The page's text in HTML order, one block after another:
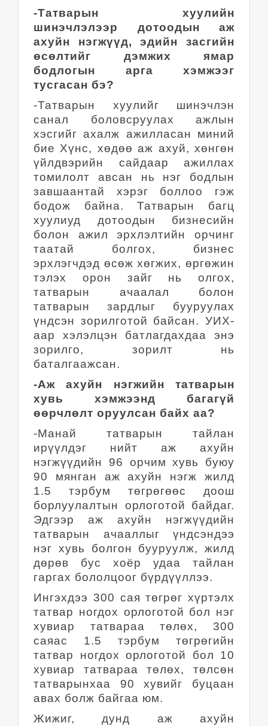
-Татварын хуулийн
шинэчлэлээр дотоодын аж
ахуйн нэгжүүд, эдийн засгийн
өсөлтийг дэмжих ямар
бодлогын арга хэмжээг
тусгасан бэ?
-Татварын хуулийг шинэчлэн
санал боловсруулах ажлын
хэсгийг ахалж ажилласан миний
бие Хүнс, хөдөө аж ахуй, хөнгөн
үйлдвэрийн сайдаар ажиллах
томилолт авсан нь нэг бодлын
завшаантай хэрэг боллоо гэж
бодож байна. Татварын багц
хуулиуд дотоодын бизнесийн
болон ажил эрхлэлтийн орчинг
таатай болгох, бизнес
эрхлэгчдэд өсөж хөгжих, өргөжин
тэлэх орон зайг нь олгох,
татварын ачаалал болон
татварын зардлыг бууруулах
үндсэн зорилготой байсан. УИХ-
аар хэлэлцэн батлагдахдаа энэ
зорилго, зорилт нь
баталгаажсан.
-Аж ахуйн нэгжийн татварын
хувь хэмжээнд багагүй
өөрчлөлт оруулсан байх аа?
-Манай татварын тайлан
ирүүлдэг нийт аж ахуйн
нэгжүүдийн 96 орчим хувь буюу
90 мянган аж ахуйн нэгж жилд
1.5 тэрбум төгрөгөөс доош
борлуулалтын орлоготой байдаг.
Эдгээр аж ахуйн нэгжүүдийн
татварын ачааллыг үндсэндээ
нэг хувь болгон бууруулж, жилд
дөрөв бус хоёр удаа тайлан
гаргах бололцоог бүрдүүллээ.
Ингэхдээ 300 сая төгрөг хүртэлх
татвар ногдох орлоготой бол нэг
хувиар татвараа төлөх, 300
саяас 1.5 тэрбум төгрөгийн
татвар ногдох орлоготой бол 10
хувиар татвараа төлөх, төлсөн
татварынхаа 90 хувийг буцаан
авах болж байгаа юм.
Жижиг, дунд аж ахуйн